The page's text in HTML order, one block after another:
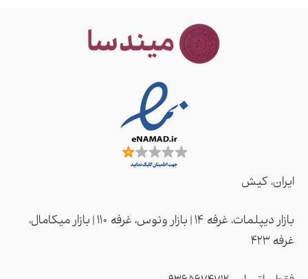
ایران، کیش
بازار دیپلمات، غرفه ۱۴ | بازار ونوس، غرفه ۱۱۰ | بازار میکامال،
غرفه ۴2۳